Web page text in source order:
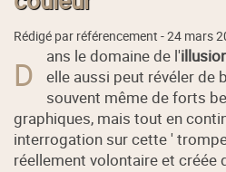
Rédigé par référencement -24 mars
D ans le domaine de l'
elle aussi peut révéler de
souvent même de forts
graphiques, mais tout en
interrogation sur cette '
réellement volontaire et créée